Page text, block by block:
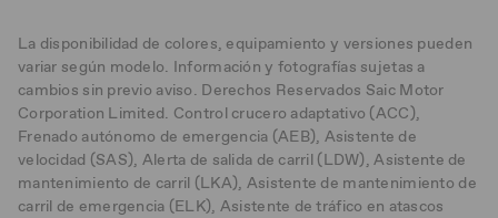
La disponibilidad de colores, equipamiento y versiones pueden
variar según modelo. Información y fotografías sujetas a
cambios sin previo aviso. Derechos Reservados Saic Motor
Corporation Limited. Control crucero adaptativo (ACC),
Frenado autónomo de emergencia (AEB), Asistente de
velocidad (SAS), Alerta de salida de carril (LDW), Asistente de
mantenimiento de carril (LKA), Asistente de mantenimiento de
carril de emergencia (ELK), Asistente de tráfico en atascos